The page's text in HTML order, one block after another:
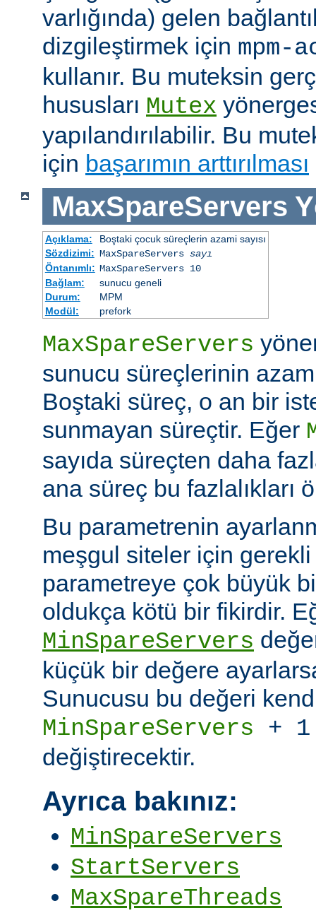
varlığında) gelen
dizgileştirmek için mpm-
kullanır. Bu muteksin
hususları Mutex
yapılandırılabilir. Bu
için başarımın arttırılması
MaxSpareServers
Açıklama:
Boştaki çocuk süreçlerin azami sayısı
Sözdizimi: MaxSpareServers sayı
Öntanımlı: MaxSpareServers 10
Bağlam:
sunucu geneli
Durum:
MPM
Modül:
prefork
MaxSpareServers
sunucu süreçlerinin
Boştaki süreç, o an bir
sunmayan süreçtir. Eğer
sayıda süreçten daha
ana süreç bu fazlalıkları
Bu parametrenin
meşgul siteler için
parametreye çok büyük
oldukça kötü bir fikirdir.
MinSpareServers
küçük bir değere
Sunucusu bu değeri
MinSpareServers + 1
değiştirecektir.
Ayrıca bakınız:
MinSpareServers
StartServers
MaxSpareThreads